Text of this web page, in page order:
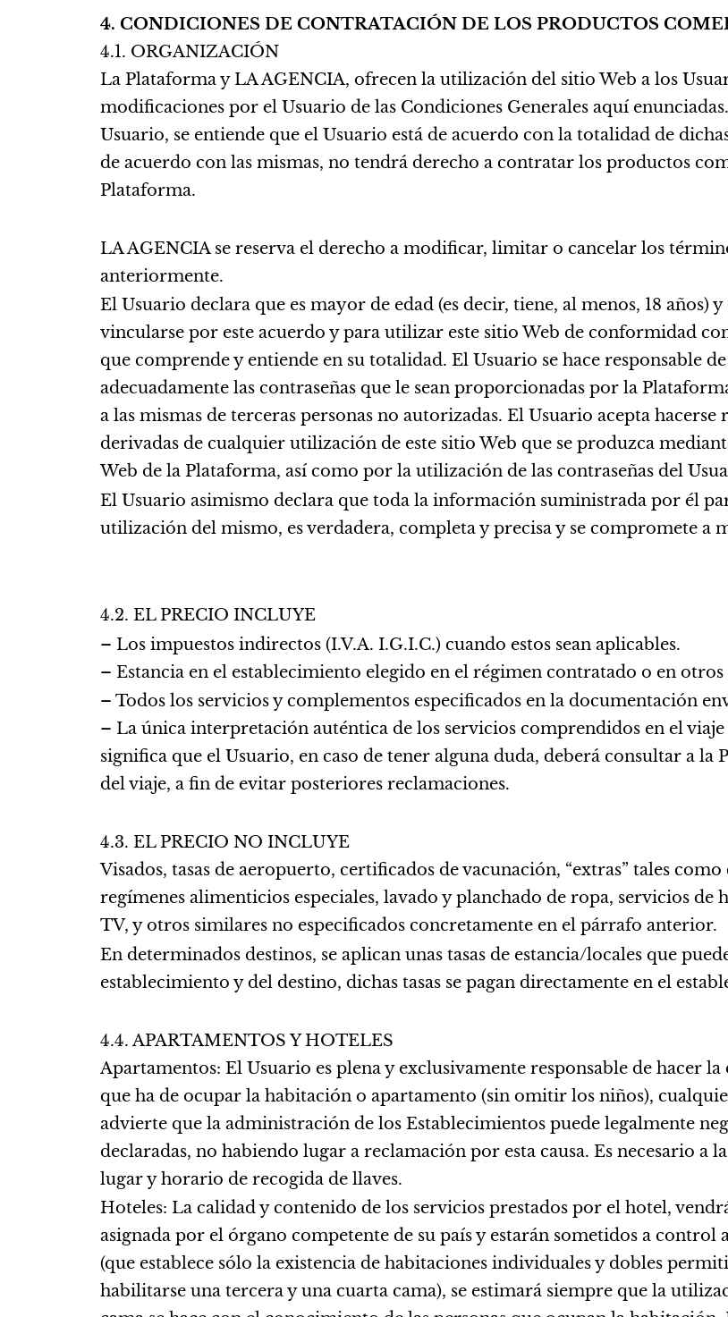
4. CONDICIONES DE CONTRATACIÓN DE LOS PRODUCTOS
4.1. ORGANIZACIÓN
La Plataforma y LA AGENCIA, ofrecen la utilización del sitio Web a los
modificaciones por el Usuario de las Condiciones Generales aquí
Usuario, se entiende que el Usuario está de acuerdo con la totalidad de
de acuerdo con las mismas, no tendrá derecho a contratar los productos
Plataforma.
LA AGENCIA se reserva el derecho a modificar, limitar o cancelar los
anteriormente.
El Usuario declara que es mayor de edad (es decir, tiene, al menos, 18 años)
vincularse por este acuerdo y para utilizar este sitio Web de conformidad
que comprende y entiende en su totalidad. El Usuario se hace responsable
adecuadamente las contraseñas que le sean proporcionadas por la
a las mismas de terceras personas no autorizadas. El Usuario acepta hacerse
derivadas de cualquier utilización de este sitio Web que se produzca
Web de la Plataforma, así como por la utilización de las contraseñas del
El Usuario asimismo declara que toda la información suministrada por él
utilización del mismo, es verdadera, completa y precisa y se compromete a
4.2. EL PRECIO INCLUYE
– Los impuestos indirectos (I.V.A. I.G.I.C.) cuando estos sean aplicables.
– Estancia en el establecimiento elegido en el régimen contratado o en
– Todos los servicios y complementos especificados en la documentación
– La única interpretación auténtica de los servicios comprendidos en el
significa que el Usuario, en caso de tener alguna duda, deberá consultar a
del viaje, a fin de evitar posteriores reclamaciones.
4.3. EL PRECIO NO INCLUYE
Visados, tasas de aeropuerto, certificados de vacunación, “extras” tales
regímenes alimenticios especiales, lavado y planchado de ropa, servicios
TV, y otros similares no especificados concretamente en el párrafo anterior.
En determinados destinos, se aplican unas tasas de estancia/locales que
establecimiento y del destino, dichas tasas se pagan directamente en el
4.4. APARTAMENTOS Y HOTELES
Apartamentos: El Usuario es plena y exclusivamente responsable de hacer
que ha de ocupar la habitación o apartamento (sin omitir los niños),
advierte que la administración de los Establecimientos puede legalmente
declaradas, no habiendo lugar a reclamación por esta causa. Es necesario a
lugar y horario de recogida de llaves.
Hoteles: La calidad y contenido de los servicios prestados por el hotel,
asignada por el órgano competente de su país y estarán sometidos a
(que establece sólo la existencia de habitaciones individuales y dobles
habilitarse una tercera y una cuarta cama), se estimará siempre que la